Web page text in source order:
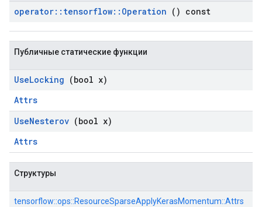
operator:: tensorflow:: Operation () const
Публичные статические функции
UseLocking (bool x)
Attrs
UseNesterov (bool x)
Attrs
Структуры
tensorflow::ops::ResourceSparseApplyKerasMomentum::Attrs